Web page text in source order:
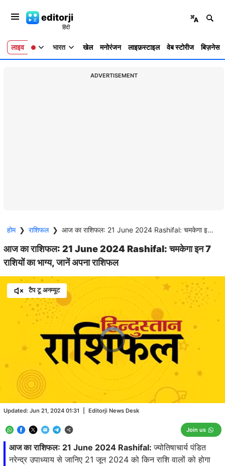
editorji
लाइव भारत खेल मनोरंजन लाइफ़स्टाइल वेब स्टोरीज बिज़नेस
ADVERTISEMENT
होम ❯ राशिफल ❯ आज का राशिफल: 21 June 2024 Rashifal: चमकेगा इन 7 राशियों का भाग्य, जानें अपना राशिफल
आज का राशिफल: 21 June 2024 Rashifal: चमकेगा इन 7
राशियों का भाग्य, जानें अपना राशिफल
आज का राशिफल: 21 June 2024 Rashifal:ज्योतिषाचार्य पंडित
नरेन्द्र उपाध्याय से जानिए 21 जून 2024 को किन राशि वालों को होगा
Updated: Jun 21, 2024 01:31 Editorji News Desk
Join us
टैप टू अनम्यूट
Video
Player
is
loading.
/
Loaded: